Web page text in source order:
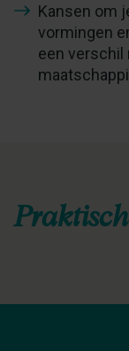
Kansen om
vormingen
een verschil